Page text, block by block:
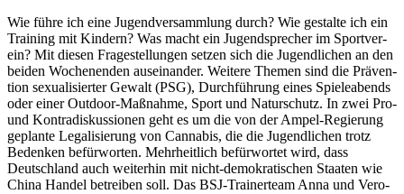
Wie führe ich eine Jugend­ver­samm­lung durch? Wie gestalte ich ein
Trai­ning mit Kindern? Was macht ein Jugend­spre­cher im Sport­ver­
ein? Mit diesen Frage­stel­lun­gen setzen sich die Jugend­li­chen an den
beiden Wochen­en­den ausein­an­der. Weitere Themen sind die Präven­
tion sexua­li­sier­ter Gewalt (PSG), Durch­füh­rung eines Spie­le­abends
oder einer Outdoor-Maßnahme, Sport und Natur­schutz. In zwei Pro-
und Kontra­dis­kus­sio­nen geht es um die von der Ampel-Regie­rung
geplante Lega­li­sie­rung von Canna­bis, die die Jugend­li­chen trotz
Beden­ken befür­wor­ten. Mehr­heit­lich befür­wor­tet wird, dass
Deutsch­land auch weiter­hin mit nicht-demo­kra­ti­schen Staa­ten wie
China Handel betrei­ben soll. Das BSJ-Trai­ner­team Anna und Vero­